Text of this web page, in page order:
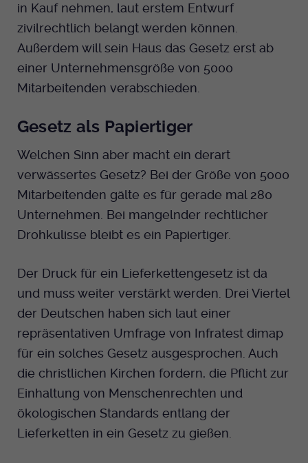
in Kauf nehmen, laut erstem Entwurf
zivilrechtlich belangt werden können.
Außerdem will sein Haus das Gesetz erst ab
einer Unternehmensgröße von 5000
Mitarbeitenden verabschieden.
Gesetz als Papiertiger
Welchen Sinn aber macht ein derart
verwässertes Gesetz? Bei der Größe von 5000
Mitarbeitenden gälte es für gerade mal 280
Unternehmen. Bei mangelnder rechtlicher
Drohkulisse bleibt es ein Papiertiger.
Der Druck für ein Lieferkettengesetz ist da
und muss weiter verstärkt werden. Drei Viertel
der Deutschen haben sich laut einer
repräsentativen Umfrage von Infratest dimap
für ein solches Gesetz ausgesprochen. Auch
die christlichen Kirchen fordern, die Pflicht zur
Einhaltung von Menschenrechten und
ökologischen Standards entlang der
Lieferketten in ein Gesetz zu gießen.